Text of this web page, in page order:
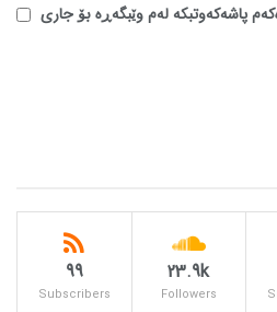
پاشەکەوتبکە لەم وێبگەڕە بۆ جاری
23.9k
Followers
99
Subscribers